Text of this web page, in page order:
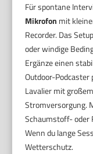
Für spontane
Mikrofon mit
Recorder. Das
oder windige
Ergänze einen
Outdoor-
Lavalier mit
Stromversorgung.
Schaumstoff- oder
Wenn du lange
Wetterschutz.